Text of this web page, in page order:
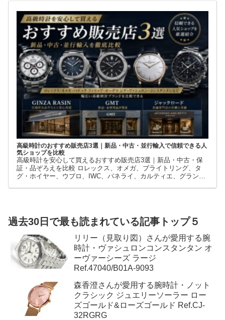
高級時計のおすすめ販売店3選｜新品・中古・並行輸入で信頼できる人
気ショップを比較
高級時計を安心して買えるおすすめ販売店3選｜新品・中古・保
証・品ぞろえを比較 ロレックス、オメガ、ブライトリング、タ
グ・ホイヤー、ウブロ、IWC、パネライ、カルティエ、グランド
過去30日で最も読まれている記事トップ５
リリー（見取り図）さんが愛用する腕
時計・ヴァシュロンコンスタンタン オ
ーヴァーシーズ ラージ
Ref.47040/B01A-9093
森香澄さんが愛用する腕時計・ノット
クラシック ジュエリーソーラー ロー
ズゴールド&ローズゴールド Ref.CJ-
32RGRG